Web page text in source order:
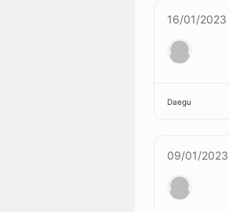
16/01/2023
Daegu
09/01/2023